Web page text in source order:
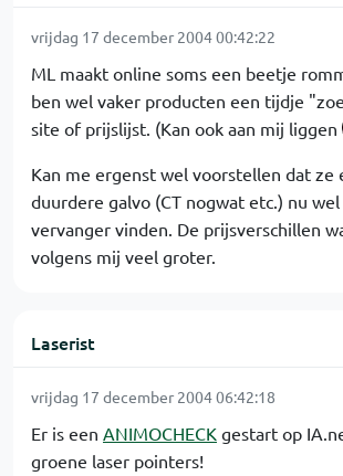
vrijdag 17 december 2004 00:42:22
ML maakt online soms een beetje
ben wel vaker producten een tijdje
site of prijslijst. (Kan ook aan mij liggen
Kan me ergenst wel voorstellen dat ze
duurdere galvo (CT nogwat etc.) nu
vervanger vinden. De prijsverschillen
volgens mij veel groter.
Laserist
vrijdag 17 december 2004 06:42:18
Er is een ANIMOCHECK gestart op
groene laser pointers!